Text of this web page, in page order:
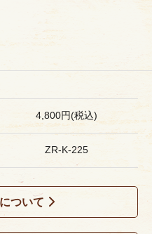
4,800円(税込)
ZR-K-225
ついて